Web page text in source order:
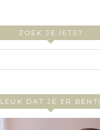
ZOEK JE IETS?
LEUK DAT JE ER BENT!